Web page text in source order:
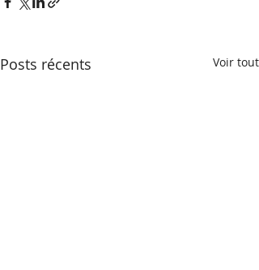
Posts récents Voir tout